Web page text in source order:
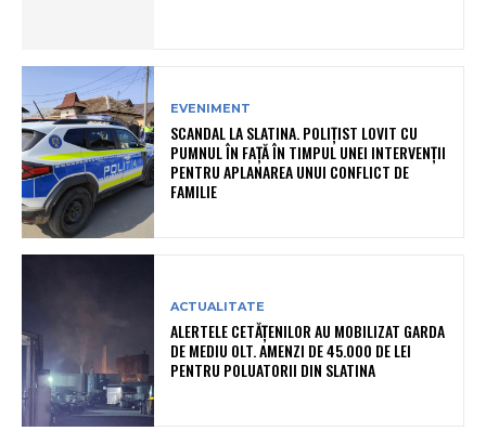
EVENIMENT
SCANDAL LA SLATINA. POLIȚIST LOVIT CU
PUMNUL ÎN FAȚĂ ÎN TIMPUL UNEI INTERVENȚII
PENTRU APLANAREA UNUI CONFLICT DE
FAMILIE
ACTUALITATE
ALERTELE CETĂȚENILOR AU MOBILIZAT GARDA
DE MEDIU OLT. AMENZI DE 45.000 DE LEI
PENTRU POLUATORII DIN SLATINA